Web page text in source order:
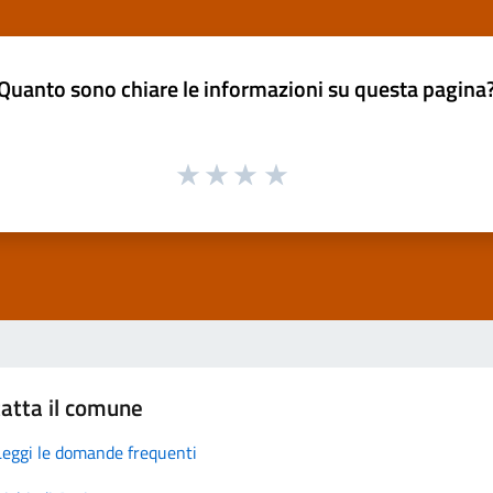
sono chiare le informazioni su questa
il comune
le domande frequenti